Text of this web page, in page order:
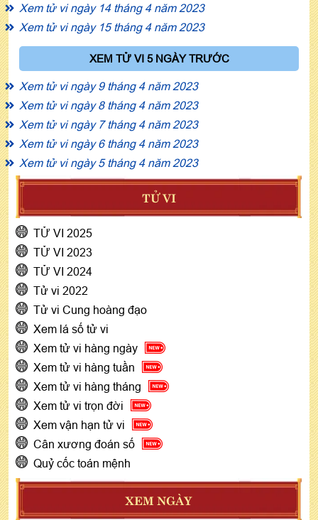
Xem tử vi ngày 14 tháng 4 năm 2023
Xem tử vi ngày 15 tháng 4 năm 2023
XEM TỬ VI 5 NGÀY TRƯỚC
Xem tử vi ngày 9 tháng 4 năm 2023
Xem tử vi ngày 8 tháng 4 năm 2023
Xem tử vi ngày 7 tháng 4 năm 2023
Xem tử vi ngày 6 tháng 4 năm 2023
Xem tử vi ngày 5 tháng 4 năm 2023
TỬ VI
TỬ VI 2025
TỬ VI 2023
TỬ VI 2024
Tử vi 2022
Tử vi Cung hoàng đạo
Xem lá số tử vi
Xem tử vi hàng ngày
Xem tử vi hàng tuần
Xem tử vi hàng tháng
Xem tử vi trọn đời
Xem vận hạn tử vi
Cân xương đoán số
Quỷ cốc toán mệnh
XEM NGÀY